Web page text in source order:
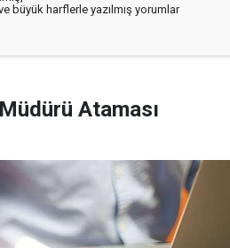
büyük harflerle yazılmış yorumlar
Ataması